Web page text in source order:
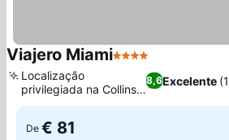
Viajero Miami4 Estrelas
8,6Excelente
Localização
privilegiada na Collins
Avenue
De € 81